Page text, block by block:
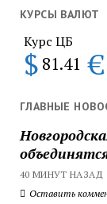
КУРСЫ ВАЛЮТ
Курс ЦБ
$ 81.41 €
ГЛАВНЫЕ
40 МИНУТ НАЗАД
Оставить